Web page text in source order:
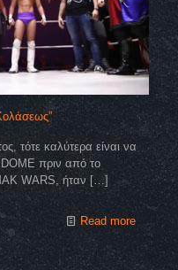
τότε καλύτερα είναι να
πριν από το
WARS, ήταν […]
Read more